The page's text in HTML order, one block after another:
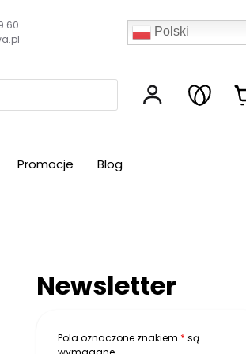
60
Polski
Promocje Blog
Newsletter
Pola oznaczone znakiem * są